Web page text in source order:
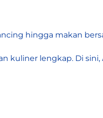
hingga makan
kuliner lengkap. Di